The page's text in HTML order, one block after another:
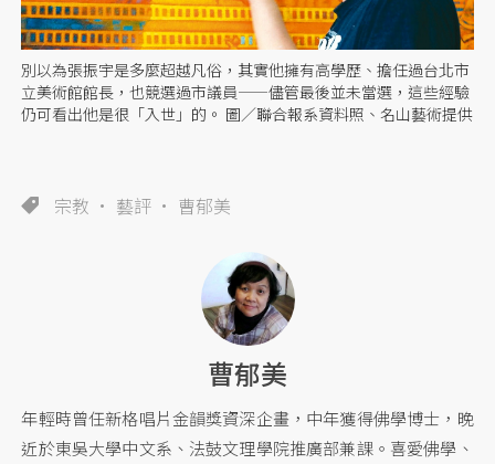
別以為張振宇是多麼超越凡俗，其實他擁有高學歷、擔任過台北市
立美術館館長，也競選過市議員——儘管最後並未當選，這些經驗
仍可看出他是很「入世」的。 圖／聯合報系資料照、名山藝術提供
宗教 藝評 曹郁美
曹郁美
年輕時曾任新格唱片金韻獎資深企畫，中年獲得佛學博士，晚
近於東吳大學中文系、法鼓文理學院推廣部兼課。喜愛佛學、